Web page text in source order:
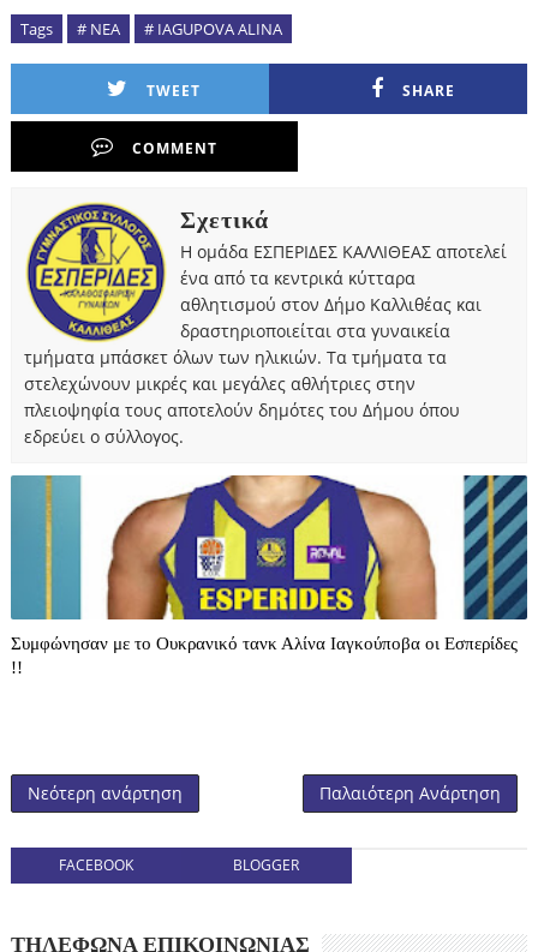
Tags # ΝΕΑ # IAGUPOVA ALINA
TWEET SHARE
COMMENT
Σχετικά
Η ομάδα ΕΣΠΕΡΙΔΕΣ ΚΑΛΛΙΘΕΑΣ αποτελεί
ένα από τα κεντρικά κύτταρα
αθλητισμού στον Δήμο Καλλιθέας και
δραστηριοποιείται στα γυναικεία
τμήματα μπάσκετ όλων των ηλικιών. Τα τμήματα τα
στελεχώνουν μικρές και μεγάλες αθλήτριες στην
πλειοψηφία τους αποτελούν δημότες του Δήμου όπου
εδρεύει ο σύλλογος.
Συμφώνησαν με το Ουκρανικό τανκ Αλίνα Ιαγκούποβα οι Εσπερίδες
!!
Νεότερη ανάρτηση Παλαιότερη Ανάρτηση
FACEBOOK BLOGGER
ΤΗΛΕΦΩΝΑ ΕΠΙΚΟΙΝΩΝΙΑΣ